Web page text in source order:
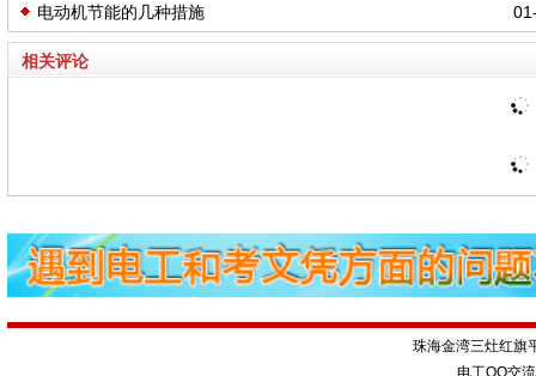
电动机节能的几种措施
相关评论
珠海金湾三灶红旗
电工QQ交